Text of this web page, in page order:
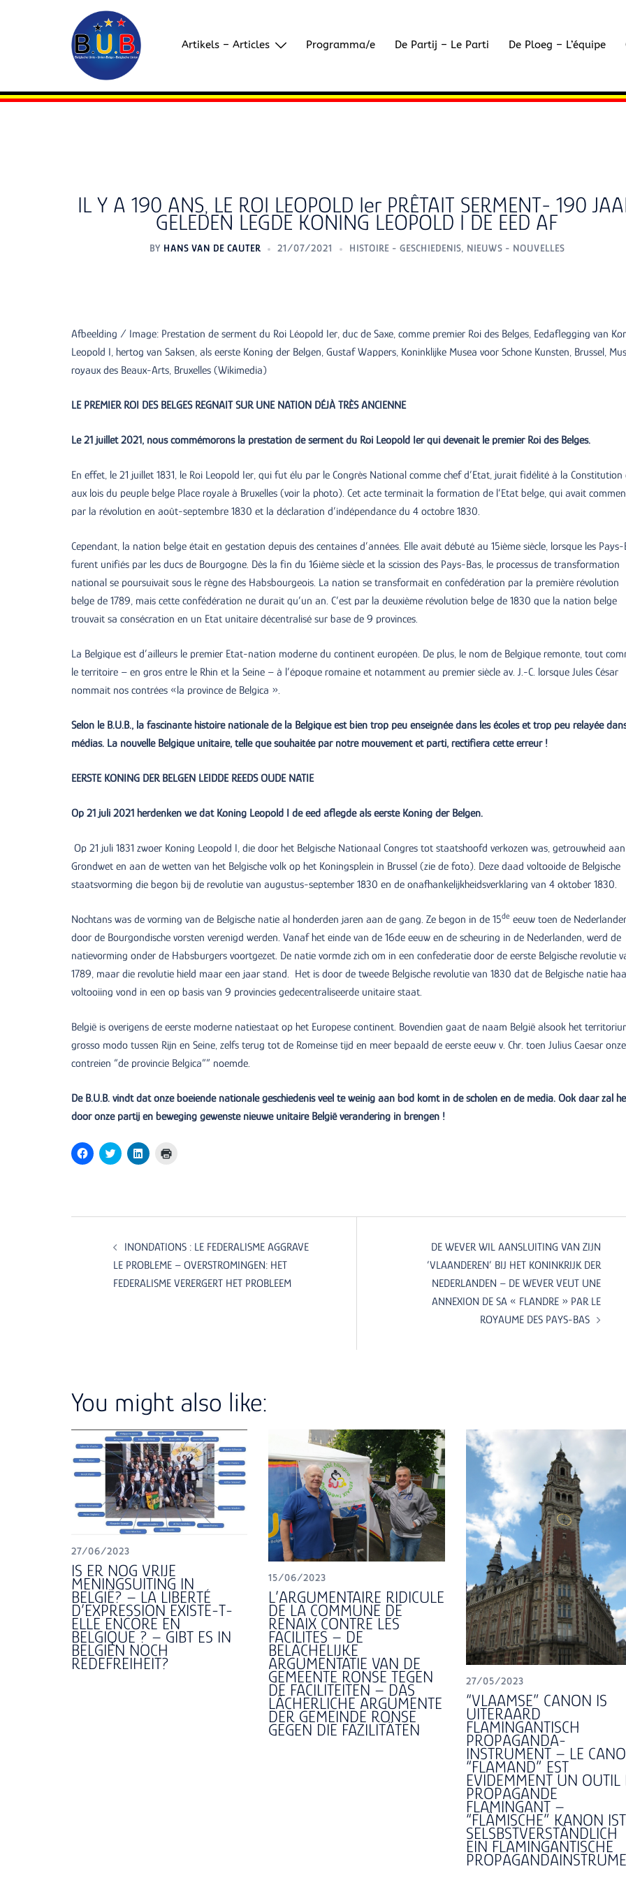
Artikels – Articles Programma/e De Partij – Le Parti De Ploeg – L’équipe
IL Y A 190 ANS, LE ROI LEOPOLD Ier PRÊTAIT SERMENT- 190
GELEDEN LEGDE KONING LEOPOLD I DE EED AF
BY HANS VAN DE CAUTER 21/07/2021 HISTOIRE - GESCHIEDENIS, NIEUWS - NOUVELLES
Afbeelding / Image: Prestation de serment du Roi Léopold Ier, duc de Saxe, comme premier Roi des Belges, Eedaflegging van
Leopold I, hertog van Saksen, als eerste Koning der Belgen, Gustaf Wappers, Koninklijke Musea voor Schone Kunsten, Brussel,
royaux des Beaux-Arts, Bruxelles (Wikimedia)
LE PREMIER ROI DES BELGES REGNAIT SUR UNE NATION DÉJÀ TRÈS ANCIENNE
Le 21 juillet 2021, nous commémorons la prestation de serment du Roi Leopold Ier qui devenait le premier Roi des Belges.
En effet, le 21 juillet 1831, le Roi Leopold Ier, qui fut élu par le Congrès National comme chef d’Etat, jurait fidélité à la Constitution
aux lois du peuple belge Place royale à Bruxelles (voir la photo). Cet acte terminait la formation de l‘Etat belge, qui avait
par la révolution en août-septembre 1830 et la déclaration d’indépendance du 4 octobre 1830.
Cependant, la nation belge était en gestation depuis des centaines d’années. Elle avait débuté au 15ième siècle, lorsque les Pays-
furent unifiés par les ducs de Bourgogne. Dès la fin du 16ième siècle et la scission des Pays-Bas, le processus de transformation
national se poursuivait sous le règne des Habsbourgeois. La nation se transformait en confédération par la première révolution
belge de 1789, mais cette confédération ne durait qu’un an. C’est par la deuxième révolution belge de 1830 que la nation belge
trouvait sa consécration en un Etat unitaire décentralisé sur base de 9 provinces.
La Belgique est d’ailleurs le premier Etat-nation moderne du continent européen. De plus, le nom de Belgique remonte, tout
le territoire – en gros entre le Rhin et la Seine – à l’époque romaine et notamment au premier siècle av. J.-C. lorsque Jules César
nommait nos contrées «la province de Belgica ».
Selon le B.U.B., la fascinante histoire nationale de la Belgique est bien trop peu enseignée dans les écoles et trop peu relayée
médias. La nouvelle Belgique unitaire, telle que souhaitée par notre mouvement et parti, rectifiera cette erreur !
EERSTE KONING DER BELGEN LEIDDE REEDS OUDE NATIE
Op 21 juli 2021 herdenken we dat Koning Leopold I de eed aflegde als eerste Koning der Belgen.
Op 21 juli 1831 zwoer Koning Leopold I, die door het Belgische Nationaal Congres tot staatshoofd verkozen was, getrouwheid
Grondwet en aan de wetten van het Belgische volk op het Koningsplein in Brussel (zie de foto). Deze daad voltooide de Belgische
staatsvorming die begon bij de revolutie van augustus-september 1830 en de onafhankelijkheidsverklaring van 4 oktober 1830.
Nochtans was de vorming van de Belgische natie al honderden jaren aan de gang. Ze begon in de 15de eeuw toen de
door de Bourgondische vorsten verenigd werden. Vanaf het einde van de 16de eeuw en de scheuring in de Nederlanden, werd de
natievorming onder de Habsburgers voortgezet. De natie vormde zich om in een confederatie door de eerste Belgische revolutie
1789, maar die revolutie hield maar een jaar stand. Het is door de tweede Belgische revolutie van 1830 dat de Belgische natie
voltooiing vond in een op basis van 9 provincies gedecentraliseerde unitaire staat.
België is overigens de eerste moderne natiestaat op het Europese continent. Bovendien gaat de naam België alsook het
grosso modo tussen Rijn en Seine, zelfs terug tot de Romeinse tijd en meer bepaald de eerste eeuw v. Chr. toen Julius Caesar onze
contreien “de provincie Belgica”” noemde.
De B.U.B. vindt dat onze boeiende nationale geschiedenis veel te weinig aan bod komt in de scholen en de media. Ook daar zal
door onze partij en beweging gewenste nieuwe unitaire België verandering in brengen !
Click
to
new
Click
to
new
Click
to
new
Post
navigation
INONDATIONS : LE FEDERALISME AGGRAVE
LE PROBLEME – OVERSTROMINGEN: HET
FEDERALISME VERERGERT HET PROBLEEM
DE WEVER WIL AANSLUITING VAN ZIJN
‘VLAANDEREN’ BIJ HET KONINKRIJK DER
NEDERLANDEN – DE WEVER VEUT UNE
ANNEXION DE SA « FLANDRE » PAR LE
ROYAUME DES PAYS-BAS
You might also like:
27/06/2023
IS ER NOG VRIJE
MENINGSUITING IN
BELGIË? – LA LIBERTÉ
D’EXPRESSION EXISTE-T-
ELLE ENCORE EN
BELGIQUE ? – GIBT ES IN
BELGIEN NOCH
REDEFREIHEIT?
15/06/2023
L’ARGUMENTAIRE RIDICULE
DE LA COMMUNE DE
RENAIX CONTRE LES
FACILITES – DE
BELACHELIJKE
ARGUMENTATIE VAN DE
GEMEENTE RONSE TEGEN
DE FACILITEITEN – DAS
LÄCHERLICHE ARGUMENTE
DER GEMEINDE RONSE
GEGEN DIE FAZILITÄTEN
27/05/2023
“VLAAMSE” CANON IS
UITERAARD
FLAMINGANTISCH
PROPAGANDA-
INSTRUMENT – LE
“FLAMAND” EST
EVIDEMMENT UN OUTIL
PROPAGANDE
FLAMINGANT –
“FLÄMISCHE” KANON IST
SELSBSTVERSTÄNDLICH
EIN FLAMINGANTISCHE